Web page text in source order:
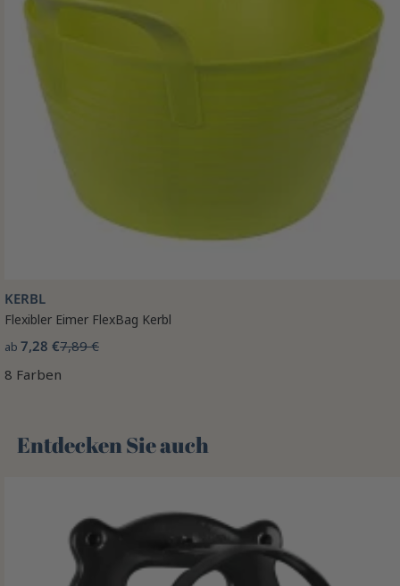
KERBL
Flexibler Eimer FlexBag Kerbl
ab 7,28 €7,89 €
8 Farben
Entdecken Sie auch 🌻